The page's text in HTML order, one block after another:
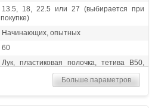
13.5, 18, 22.5 или 27 (выбирается при
покупке)
Начинающих, опытных
60
Лук, пластиковая полочка, тетива В50,
шестигранники, чехол для лука, перчатка,
колчан для стрел, 6 карбоновых стрел
1,3
Больше параметров